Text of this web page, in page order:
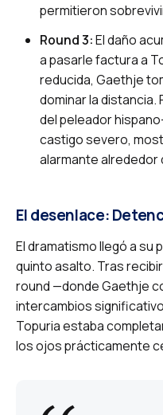
permitieron
Round 3:El daño
a pasarle factura a
reducida, Gaethje
dominar la distancia.
del peleador
castigo severo,
alarmante alrededor
El desenlace:
El dramatismo llegó a su
quinto asalto. Tras
round —donde Gaethje
intercambios
Topuria estaba
los ojos prácticamente